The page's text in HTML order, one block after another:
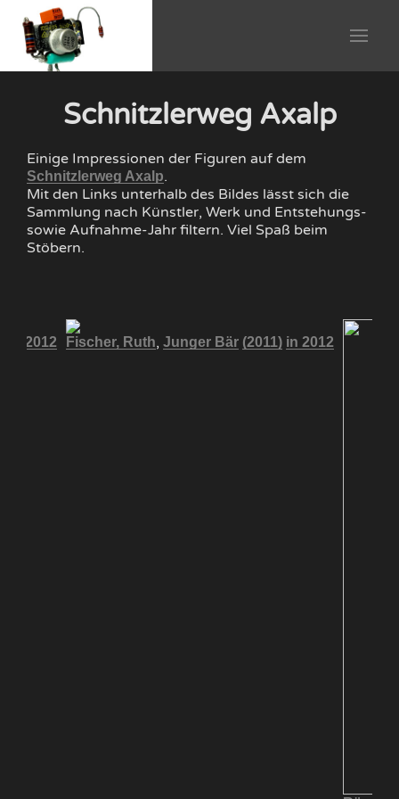
Schnitzlerweg Axalp
Einige Impressionen der Figuren auf dem
Schnitzlerweg Axalp.
Mit den Links unterhalb des Bildes lässt sich die
Sammlung nach Künstler, Werk und Entstehungs-
sowie Aufnahme-Jahr filtern. Viel Spaß beim
Stöbern.
in 2012 Fischer, Ruth, Junger Bär (2011) in 2012